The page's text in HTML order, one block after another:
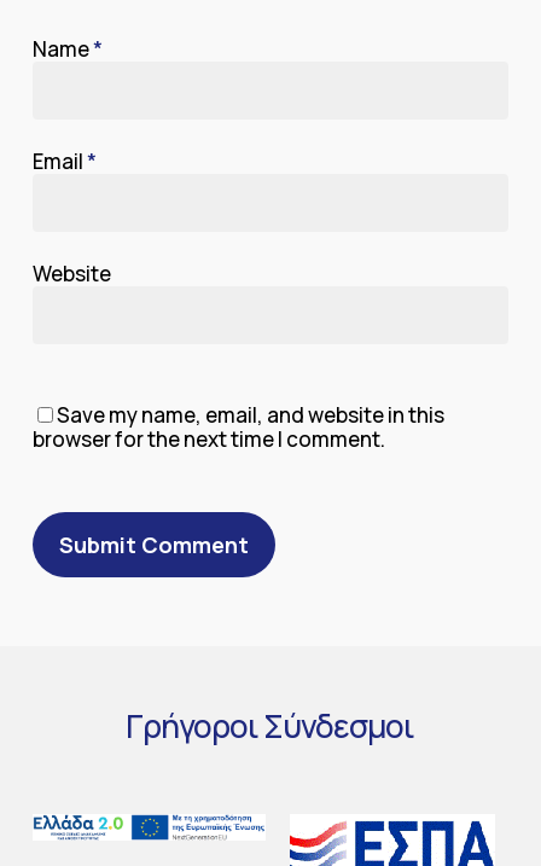
Name*
Email*
Website
Save my name, email, and website in this
browser for the next time I comment.
ΓρήγοροιΣύνδεσμοι